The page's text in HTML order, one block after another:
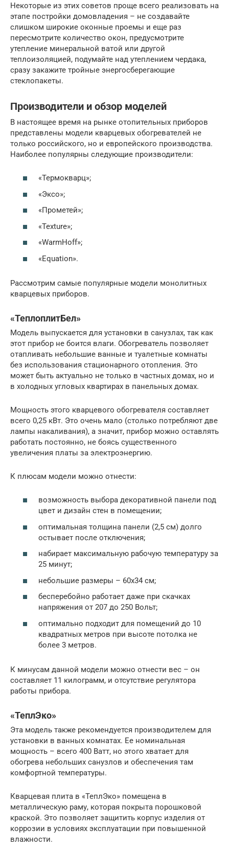
Некоторые из этих советов проще всего реализовать на
этапе постройки домовладения – не создавайте
слишком широкие оконные проемы и еще раз
пересмотрите количество окон, предусмотрите
утепление минеральной ватой или другой
теплоизоляцией, подумайте над утеплением чердака,
сразу закажите тройные энергосберегающие
стеклопакеты.
Производители и обзор моделей
В настоящее время на рынке отопительных приборов
представлены модели кварцевых обогревателей не
только российского, но и европейского производства.
Наиболее популярны следующие производители:
«Термокварц»;
«Эксо»;
«Прометей»;
«Texture»;
«WarmHoff»;
«Equation».
Рассмотрим самые популярные модели монолитных
кварцевых приборов.
«ТеплоплитБел»
Модель выпускается для установки в санузлах, так как
этот прибор не боится влаги. Обогреватель позволяет
отапливать небольшие ванные и туалетные комнаты
без использования стационарного отопления. Это
может быть актуально не только в частных домах, но и
в холодных угловых квартирах в панельных домах.
Мощность этого кварцевого обогревателя составляет
всего 0,25 кВт. Это очень мало (столько потребляют две
лампы накаливания), а значит, прибор можно оставлять
работать постоянно, не боясь существенного
увеличения платы за электроэнергию.
К плюсам модели можно отнести:
возможность выбора декоративной панели под
цвет и дизайн стен в помещении;
оптимальная толщина панели (2,5 см) долго
остывает после отключения;
набирает максимальную рабочую температуру за
25 минут;
небольшие размеры – 60х34 см;
бесперебойно работает даже при скачках
напряжения от 207 до 250 Вольт;
оптимально подходит для помещений до 10
квадратных метров при высоте потолка не
более 3 метров.
К минусам данной модели можно отнести вес – он
составляет 11 килограмм, и отсутствие регулятора
работы прибора.
«ТеплЭко»
Эта модель также рекомендуется производителем для
установки в ванных комнатах. Ее номинальная
мощность – всего 400 Ватт, но этого хватает для
обогрева небольших санузлов и обеспечения там
комфортной температуры.
Кварцевая плита в «ТеплЭко» помещена в
металлическую раму, которая покрыта порошковой
краской. Это позволяет защитить корпус изделия от
коррозии в условиях эксплуатации при повышенной
влажности.